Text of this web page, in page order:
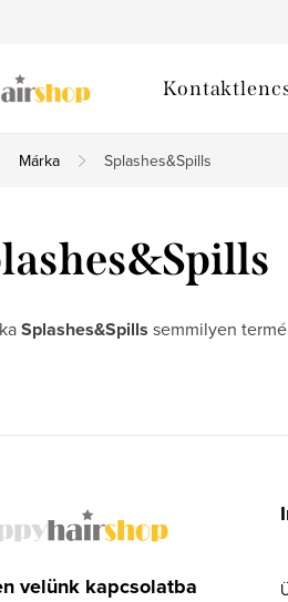
Márka Splashes&Spills
Splashes&Spills semmilyen
velünk kapcsolatba